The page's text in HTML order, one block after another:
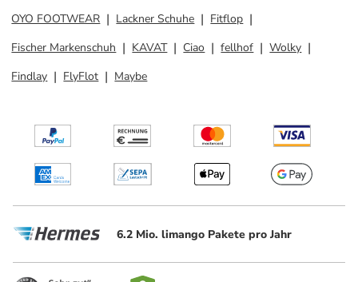
OYO FOOTWEAR
Lackner Schuhe
Fitflop
Fischer Markenschuh
KAVAT Ciao fellhof
Wolky
Findlay
FlyFlot Maybe
6.2 Mio. limango Pakete pro Jahr